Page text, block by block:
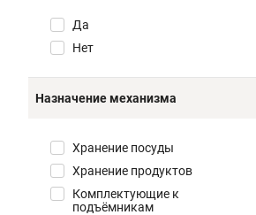
Да
Нет
Назначение механизма
Хранение посуды
Хранение продуктов
Комплектующие к
подъёмникам